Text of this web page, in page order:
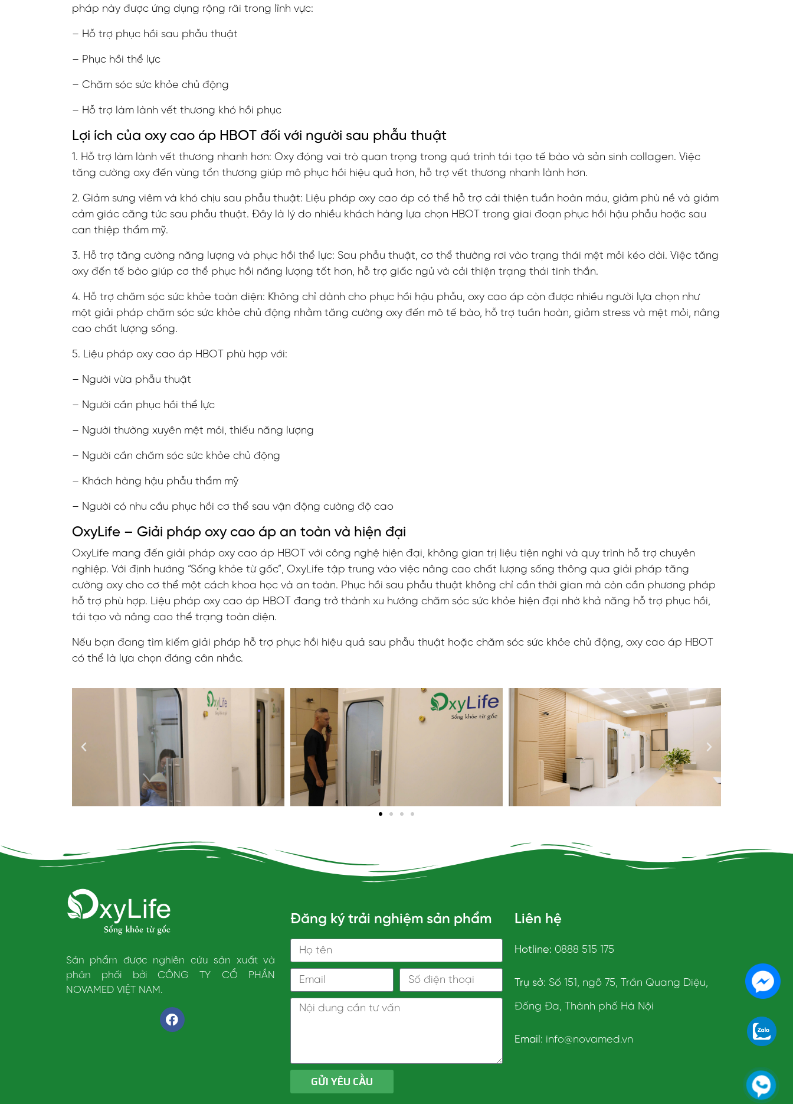
pháp này được ứng dụng rộng rãi trong lĩnh vực:
– Hỗ trợ phục hồi sau phẫu thuật
– Phục hồi thể lực
– Chăm sóc sức khỏe chủ động
– Hỗ trợ làm lành vết thương khó hồi phục
Lợi ích của oxy cao áp HBOT đối với người sau phẫu thuật
1. Hỗ trợ làm lành vết thương nhanh hơn: Oxy đóng vai trò quan trọng trong quá trình tái tạo tế bào và sản sinh collagen. Việc
tăng cường oxy đến vùng tổn thương giúp mô phục hồi hiệu quả hơn, hỗ trợ vết thương nhanh lành hơn.
2. Giảm sưng viêm và khó chịu sau phẫu thuật: Liệu pháp oxy cao áp có thể hỗ trợ cải thiện tuần hoàn máu, giảm phù nề và giảm
cảm giác căng tức sau phẫu thuật. Đây là lý do nhiều khách hàng lựa chọn HBOT trong giai đoạn phục hồi hậu phẫu hoặc sau
can thiệp thẩm mỹ.
3. Hỗ trợ tăng cường năng lượng và phục hồi thể lực: Sau phẫu thuật, cơ thể thường rơi vào trạng thái mệt mỏi kéo dài. Việc tăng
oxy đến tế bào giúp cơ thể phục hồi năng lượng tốt hơn, hỗ trợ giấc ngủ và cải thiện trạng thái tinh thần.
4. Hỗ trợ chăm sóc sức khỏe toàn diện: Không chỉ dành cho phục hồi hậu phẫu, oxy cao áp còn được nhiều người lựa chọn như
một giải pháp chăm sóc sức khỏe chủ động nhằm tăng cường oxy đến mô tế bào, hỗ trợ tuần hoàn, giảm stress và mệt mỏi, nâng
cao chất lượng sống.
5. Liệu pháp oxy cao áp HBOT phù hợp với:
– Người vừa phẫu thuật
– Người cần phục hồi thể lực
– Người thường xuyên mệt mỏi, thiếu năng lượng
– Người cần chăm sóc sức khỏe chủ động
– Khách hàng hậu phẫu thẩm mỹ
– Người có nhu cầu phục hồi cơ thể sau vận động cường độ cao
OxyLife – Giải pháp oxy cao áp an toàn và hiện đại
OxyLife mang đến giải pháp oxy cao áp HBOT với công nghệ hiện đại, không gian trị liệu tiện nghi và quy trình hỗ trợ chuyên
nghiệp. Với định hướng “Sống khỏe từ gốc”, OxyLife tập trung vào việc nâng cao chất lượng sống thông qua giải pháp tăng
cường oxy cho cơ thể một cách khoa học và an toàn. Phục hồi sau phẫu thuật không chỉ cần thời gian mà còn cần phương pháp
hỗ trợ phù hợp. Liệu pháp oxy cao áp HBOT đang trở thành xu hướng chăm sóc sức khỏe hiện đại nhờ khả năng hỗ trợ phục hồi,
tái tạo và nâng cao thể trạng toàn diện.
Nếu bạn đang tìm kiếm giải pháp hỗ trợ phục hồi hiệu quả sau phẫu thuật hoặc chăm sóc sức khỏe chủ động, oxy cao áp HBOT
có thể là lựa chọn đáng cân nhắc.
Sản phẩm được nghiên cứu sản xuất và
phân phối bởi CÔNG TY CỔ PHẦN
NOVAMED VIỆT NAM.
Đăng ký trải nghiệm sản phẩm
GỬI YÊU CẦU
Liên hệ
Hotline: 0888 515 175
Trụ sở: Số 151, ngõ 75, Trần Quang Diệu,
Đống Đa, Thành phố Hà Nội
Email: info@novamed.vn